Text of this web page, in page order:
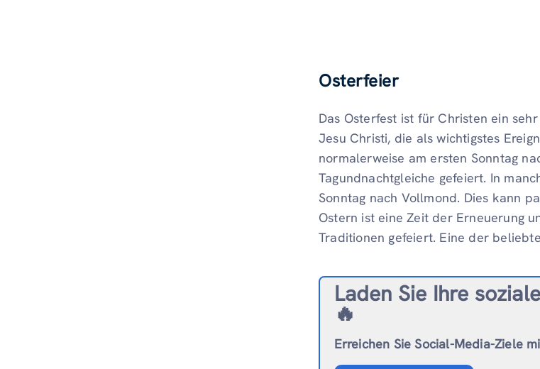
Osterfeier
Das Osterfest ist für Christen ein
Jesu Christi, die als wichtigstes
normalerweise am ersten Sonntag
Tagundnachtgleiche gefeiert. In
Sonntag nach Vollmond. Dies kann
Ostern ist eine Zeit der Erneuerung
Traditionen gefeiert. Eine der
Laden Sie Ihre
🔥
Erreichen Sie Social-Media-Ziele